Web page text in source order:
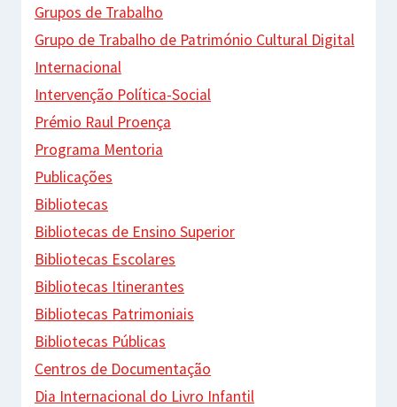
Grupos de Trabalho
Grupo de Trabalho de Património Cultural Digital
Internacional
Intervenção Política-Social
Prémio Raul Proença
Programa Mentoria
Publicações
Bibliotecas
Bibliotecas de Ensino Superior
Bibliotecas Escolares
Bibliotecas Itinerantes
Bibliotecas Patrimoniais
Bibliotecas Públicas
Centros de Documentação
Dia Internacional do Livro Infantil